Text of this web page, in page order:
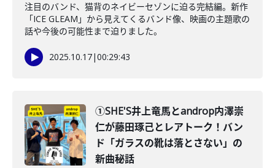
注目のバンド、猫背のネイビーセゾンに迫る完結編。新作
「ICE GLEAM」から見えてくるバンド像、映画の主題歌の
話や今後の可能性まで迫りました。
2025.10.17|00:29:43
①SHE'S井上竜馬とandrop内澤崇
仁が藤田琢己とレアトーク！バン
ド「ガラスの靴は落とさない」の
新曲秘話